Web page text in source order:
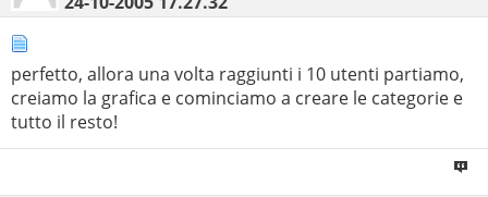
perfetto, allora una volta raggiunti i 10 utenti partiamo,
creiamo la grafica e cominciamo a creare le categorie e
tutto il resto!